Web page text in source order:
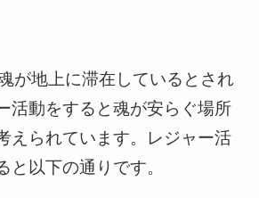
が地上に滞在しているとされ
活動をすると魂が安らぐ場所
えられています。レジャー活
と以下の通りです。